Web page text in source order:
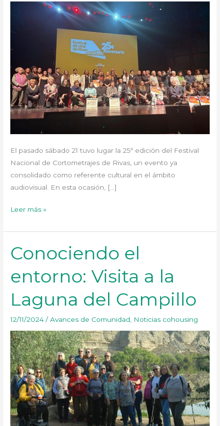
El pasado sábado 21 tuvo lugar la 25ª edición del Festival
Nacional de Cortometrajes de Rivas, un evento ya
consolidado como referente cultural en el ámbito
audiovisual. En esta ocasión, […]
Cosmos
en
el
25
de
Cortos
de
Rivas
Leer más »
Conociendo el
entorno: Visita a la
Laguna del Campillo
12/11/2024/Avances de Comunidad Noticias cohousing